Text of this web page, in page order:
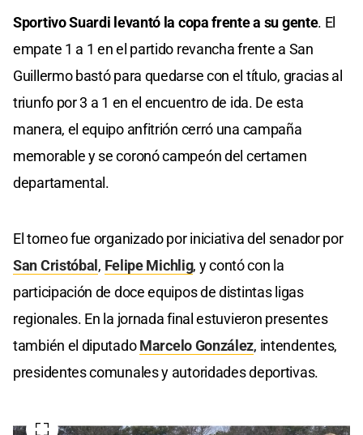
Sportivo Suardi levantó la copa frente a su gente. El
empate 1 a 1 en el partido revancha frente a San
Guillermo bastó para quedarse con el título, gracias al
triunfo por 3 a 1 en el encuentro de ida. De esta
manera, el equipo anfitrión cerró una campaña
memorable y se coronó campeón del certamen
departamental.
El torneo fue organizado por iniciativa del senador por
San Cristóbal, Felipe Michlig, y contó con la
participación de doce equipos de distintas ligas
regionales. En la jornada final estuvieron presentes
también el diputadoMarcelo González, intendentes,
presidentes comunales y autoridades deportivas.